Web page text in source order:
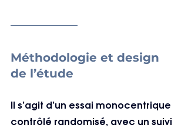
Méthodologie et design
de l’étude
Il s’agit d’un essai monocentrique
contrôlé randomisé, avec un suivi